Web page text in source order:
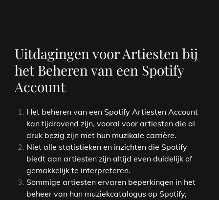
Uitdagingen voor Artiesten bij
het Beheren van een Spotify
Account
Het beheren van een Spotify Artiesten Account
kan tijdrovend zijn, vooral voor artiesten die al
druk bezig zijn met hun muzikale carrière.
Niet alle statistieken en inzichten die Spotify
biedt aan artiesten zijn altijd even duidelijk of
gemakkelijk te interpreteren.
Sommige artiesten ervaren beperkingen in het
beheer van hun muziekcatalogus op Spotify,